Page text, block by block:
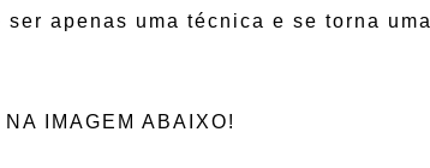
apenas uma técnica e se torna uma
IMAGEM ABAIXO!